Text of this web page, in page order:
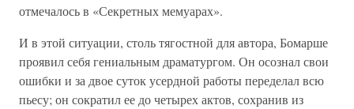
отмечалось в «Секретных мемуарах».
И в этой ситуации, столь тягостной для автора, Бомарше
проявил себя гениальным драматургом. Он осознал свои
ошибки и за двое суток усердной работы переделал всю
пьесу; он сократил ее до четырех актов, сохранив из